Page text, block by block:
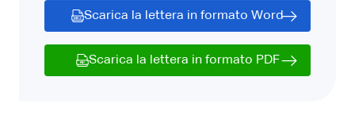
Scarica la lettera in formato Word
Scarica la lettera in formato PDF